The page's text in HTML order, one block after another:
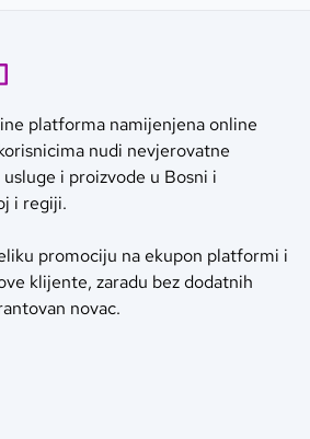
platforma namijenjena online
nudi nevjerovatne
i proizvode u Bosni i
i regiji.
promociju na ekupon platformi i
klijente, zaradu bez dodatnih
novac.